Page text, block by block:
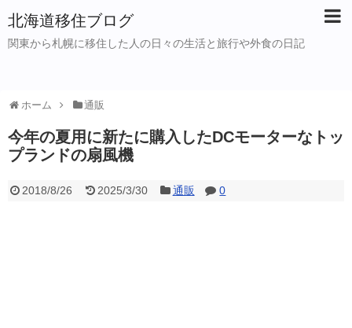
北海道移住ブログ
関東から札幌に移住した人の日々の生活と旅行や外食の日記
ホーム 通販
今年の夏用に新たに購入したDCモーターなトッ
プランドの扇風機
2018/8/26 2025/3/30 通販 0